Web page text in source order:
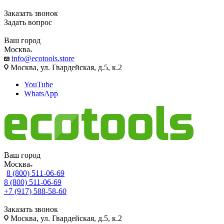
Заказать звонок
Задать вопрос
Ваш город
Москва
info@ecotools.store
Москва, ул. Гвардейская, д.5, к.2
YouTube
WhatsApp
Ваш город
Москва
8 (800) 511-06-69
8 (800) 511-06-69
+7 (917) 588-58-60
Заказать звонок
Москва, ул. Гвардейская, д.5, к.2